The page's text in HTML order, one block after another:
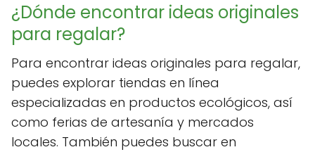
¿Dónde encontrar ideas originales
para regalar?
Para encontrar ideas originales para regalar,
puedes explorar tiendas en línea
especializadas en productos ecológicos, así
como ferias de artesanía y mercados
locales. También puedes buscar en